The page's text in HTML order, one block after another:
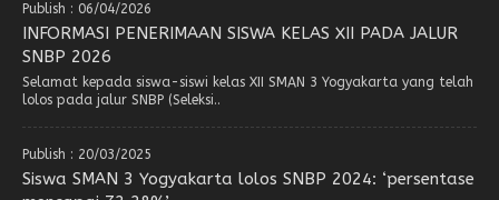
Publish : 06/04/2026
INFORMASI PENERIMAAN SISWA KELAS XII PADA JALUR
SNBP 2026
Selamat kepada siswa-siswi kelas XII SMAN 3 Yogyakarta yang telah
lolos pada jalur SNBP (Seleksi..
Publish : 20/03/2025
Siswa SMAN 3 Yogyakarta lolos SNBP 2024: ‘persentase